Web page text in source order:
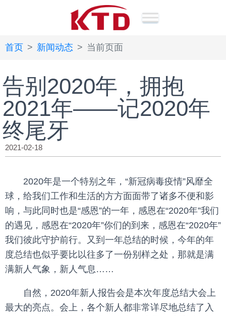
首页 新闻动态 当前页面
告别2020年，拥抱
2021年——记2020年
终尾牙
2021-02-18
2020年是一个特别之年，“新冠病毒疫情”风靡全
球，给我们工作和生活的方方面面带了诸多不便和影
响，与此同时也是“感恩”的一年，感恩在“2020年”我们
的遇见，感恩在“2020年”你们的到来，感恩在“2020年”
我们彼此守护前行。又到一年总结的时候，今年的年
度总结也似乎要比以往多了一份别样之处，那就是满
满新人气象，新人气息……
自然，2020年新人报告会是本次年度总结大会上
最大的亮点。会上，各个新人都非常详尽地总结了入